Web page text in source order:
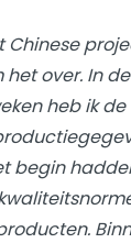
Chinese
het over. In de
heb ik
begin